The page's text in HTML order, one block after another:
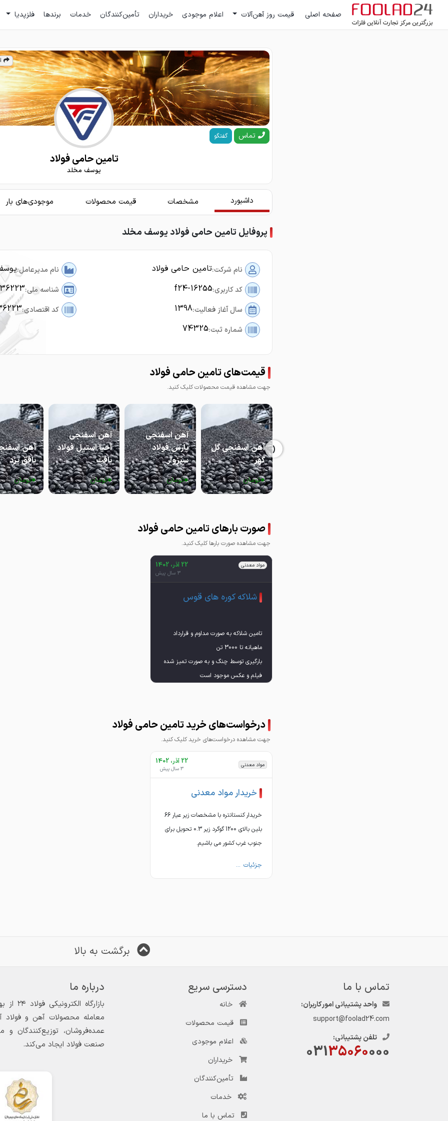
صفحه اصلی قیمت روز آهن‌آلات اعلام موجودی خریداران تأمین‌کنندگان خدمات برندها فلزپدیا
تماس گفتگو
تامین حامی فولاد
یوسف مخلد
داشبورد مشخصات قیمت محصولات موجودی‌های بار
پروفایل تامین حامی فولاد یوسف مخلد
نام شرکت:تامین حامی فولاد نام مدیرعامل:
کد کاربری:f24-16255 شناسه ملی:
سال آغاز فعالیت:1398 کد اقتصادی:
شماره ثبت:74325
قیمت‌های تامین حامی فولاد
جهت مشاهده قیمت محصولات کلیک کنید.
آهن اسفنجی گل
گهر
0تومان
آهن اسفنجی
پارس فولاد
سبزوار
0تومان
آهن اسفنجی
احیا استیل فولاد
بافت
0تومان
آهن
بافق یزد
0تومان
‹
صورت بارهای تامین حامی فولاد
جهت مشاهده صورت بارها کلیک کنید.
مواد معدنی 22 آذر، 1402
3 سال پیش
شلاکه کوره های قوس
تامین شلاکه به صورت مداوم و قرارداد
درخواست‌های خرید تامین حامی فولاد
جهت مشاهده درخواست‌های خرید کلیک کنید.
مواد معدنی 22 آذر، 1402
3 سال پیش
خریدار مواد معدنی
خریدار کنستانتره با مشخصات زیر عیار 66
بلین بالای 1200 گوگرد زیر 0.3 تحویل برای
جنوب غرب کشور می باشیم.
جزئیات ...
برگشت به بالا
تماس با ما
واحد پشتیبانی امور کاربران:
support@foolad24.com
تلفن پشتیبانی:
03135060000
دسترسی سریع
خانه
قیمت محصولات
اعلام موجودی
خریداران
تأمین‌کنندگان
خدمات
تماس با ما
درباره ما
معامله محصولات آهن و فولاد
عمده‌فروشان، توزیع‌کنندگان
صنعت فولاد ایجاد می‌کند.